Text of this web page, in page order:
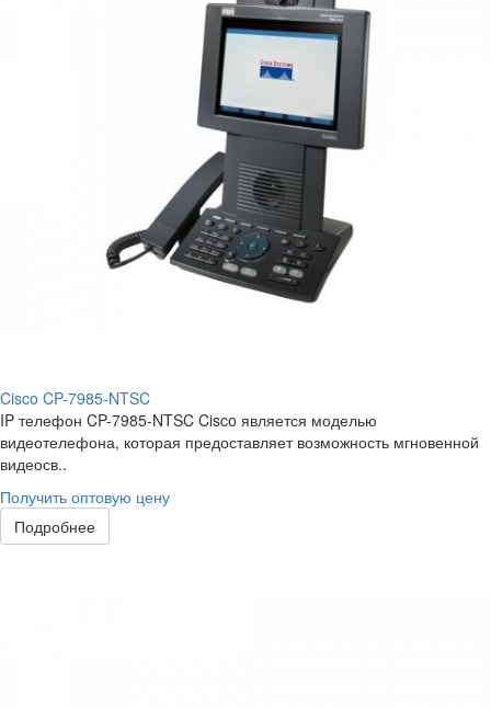
Cisco CP-7985-NTSC
IP телефон CP-7985-NTSC Cisco является моделью
видеотелефона, которая предоставляет возможность мгновенной
видеосв..
Получить оптовую цену
Подробнее